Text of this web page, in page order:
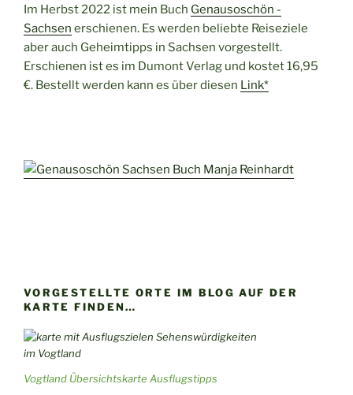
Im Herbst 2022 ist mein Buch Genausoschön -
Sachsen erschienen. Es werden beliebte Reiseziele
aber auch Geheimtipps in Sachsen vorgestellt.
Erschienen ist es im Dumont Verlag und kostet 16,95
€. Bestellt werden kann es über diesen Link*
VORGESTELLTE ORTE IM BLOG AUF DER
KARTE FINDEN…
Vogtland Übersichtskarte Ausflugstipps